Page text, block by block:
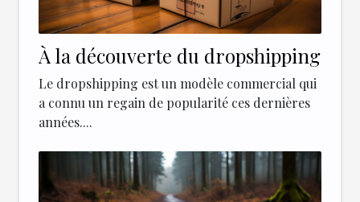
À la découverte du dropshipping
Le dropshipping est un modèle commercial qui
a connu un regain de popularité ces dernières
années....